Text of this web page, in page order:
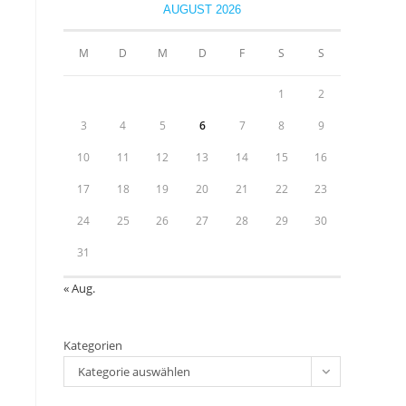
AUGUST 2026
M D M D F S S
1 2
3 4 5 6 7 8 9
10 11 12 13 14 15 16
17 18 19 20 21 22 23
24 25 26 27 28 29 30
31
« Aug.
Kategorien
Kategorie auswählen